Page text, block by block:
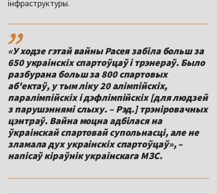
інфраструктуры.
,,
«У ходзе гэтай вайны Расея забіла больш за
650 украінскіх спартоўцаў і трэнераў. Было
разбурана больш за 800 спартовых
аб'ектаў, у тым ліку 20 алімпійскіх,
паралімпійскіх і дэфлімпійскіх [для людзей
з парушэннямі слыху. – Рэд.] трэніровачных
цэнтраў. Вайна моцна адбілася на
ўкраінскай спартовай супольнасці, але не
зламала дух украінскіх спартоўцаў», –
напісаў кіраўнік украінскага МЗС.